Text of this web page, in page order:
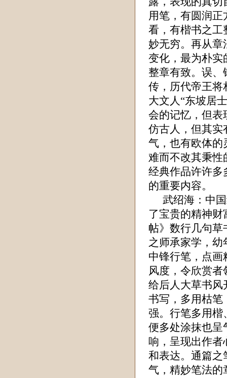
用笔，有圆润
看，有楷书之工
妙无穷。再从章
变化，最为朴实
整章有致。误、
传，历代帝王将
大文人“东坡居
会的记忆，但表
仿古人，但其实
气，也有欧体的
难而不改其秉性
经典作品许许多
的重要内容。
武绍海 ：中
了宝贵的精神财
帖》数行几句草
之师承家学，
中锋行笔，点画
风度，令欣赏
给后人大草书风
书写，多用枯笔
强。行笔多用楷
便多处涂抹也呈
响，呈现出作
和表达。通篇之
气，精妙笔法的